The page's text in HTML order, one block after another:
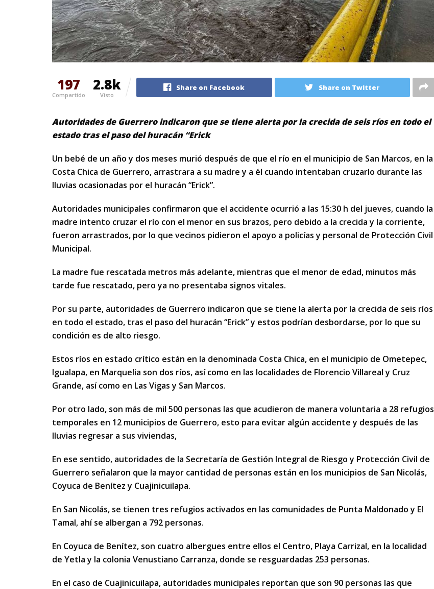
197
Compartido
2.8k
Visto
Share on Facebook Share on Twitter
Autoridades de Guerrero indicaron que se tiene alerta por la crecida de seis ríos en todo el
estado tras el paso del huracán “Erick
Un bebé de un año y dos meses murió después de que el río en el municipio de San Marcos, en la
Costa Chica de Guerrero, arrastrara a su madre y a él cuando intentaban cruzarlo durante las
lluvias ocasionadas por el huracán “Erick”.
Autoridades municipales confirmaron que el accidente ocurrió a las 15:30 h del jueves, cuando la
madre intento cruzar el río con el menor en sus brazos, pero debido a la crecida y la corriente,
fueron arrastrados, por lo que vecinos pidieron el apoyo a policías y personal de Protección Civil
Municipal.
La madre fue rescatada metros más adelante, mientras que el menor de edad, minutos más
tarde fue rescatado, pero ya no presentaba signos vitales.
Por su parte, autoridades de Guerrero indicaron que se tiene la alerta por la crecida de seis ríos
en todo el estado, tras el paso del huracán “Erick” y estos podrían desbordarse, por lo que su
condición es de alto riesgo.
Estos ríos en estado crítico están en la denominada Costa Chica, en el municipio de Ometepec,
Igualapa, en Marquelia son dos ríos, así como en las localidades de Florencio Villareal y Cruz
Grande, así como en Las Vigas y San Marcos.
Por otro lado, son más de mil 500 personas las que acudieron de manera voluntaria a 28 refugios
temporales en 12 municipios de Guerrero, esto para evitar algún accidente y después de las
lluvias regresar a sus viviendas,
En ese sentido, autoridades de la Secretaría de Gestión Integral de Riesgo y Protección Civil de
Guerrero señalaron que la mayor cantidad de personas están en los municipios de San Nicolás,
Coyuca de Benítez y Cuajinicuilapa.
En San Nicolás, se tienen tres refugios activados en las comunidades de Punta Maldonado y El
Tamal, ahí se albergan a 792 personas.
En Coyuca de Benítez, son cuatro albergues entre ellos el Centro, Playa Carrizal, en la localidad
de Yetla y la colonia Venustiano Carranza, donde se resguardadas 253 personas.
En el caso de Cuajinicuilapa, autoridades municipales reportan que son 90 personas las que